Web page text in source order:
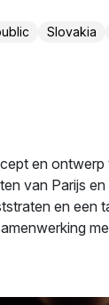
Slovakia
en
van Parijs
en een